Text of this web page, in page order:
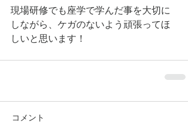
現場研修でも座学で学んだ事を大切に
しながら、ケガのないよう頑張ってほ
しいと思います！
コメント